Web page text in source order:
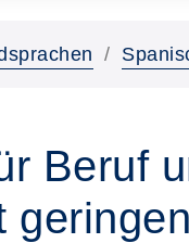
Beruf